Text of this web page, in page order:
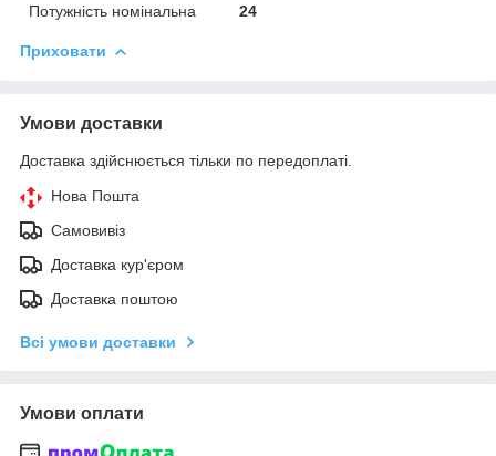
Потужність номінальна
24
Приховати
Умови доставки
Доставка здійснюється тільки по передоплаті.
Нова Пошта
Самовивіз
Доставка кур'єром
Доставка поштою
Всі умови доставки
Умови оплати